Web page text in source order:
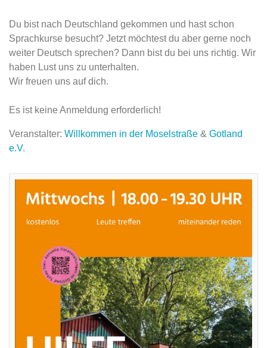
Du bist nach Deutschland gekommen und hast schon
Sprachkurse besucht? Jetzt möchtest du aber gerne noch
weiter Deutsch sprechen? Dann bist du bei uns richtig. Wir
haben Lust uns zu unterhalten.
Wir freuen uns auf dich.
Es ist keine Anmeldung erforderlich!
Veranstalter: Willkommen in der Moselstraße & Gotland
e.V.